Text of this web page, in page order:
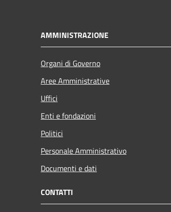
AMMINISTRAZIONE
Organi di Governo
Aree Amministrative
Uffici
Enti e fondazioni
Politici
Personale Amministrativo
Documenti e dati
CONTATTI